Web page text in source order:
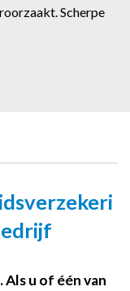
Scherpe
u of één van